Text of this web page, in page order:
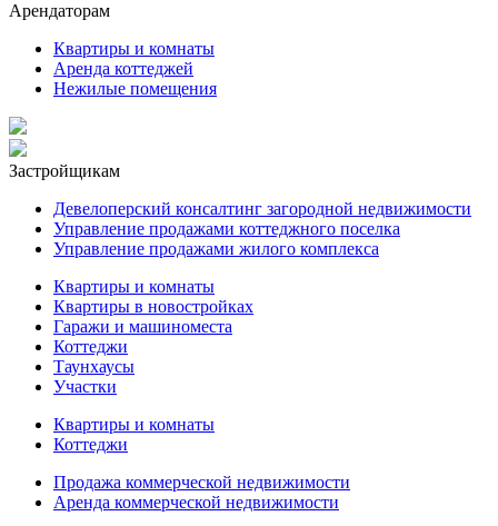
Арендаторам
Квартиры и комнаты
Аренда коттеджей
Нежилые помещения
Застройщикам
Девелоперский консалтинг загородной недвижимости
Управление продажами коттеджного поселка
Управление продажами жилого комплекса
Квартиры и комнаты
Квартиры в новостройках
Гаражи и машиноместа
Коттеджи
Таунхаусы
Участки
Квартиры и комнаты
Коттеджи
Продажа коммерческой недвижимости
Аренда коммерческой недвижимости